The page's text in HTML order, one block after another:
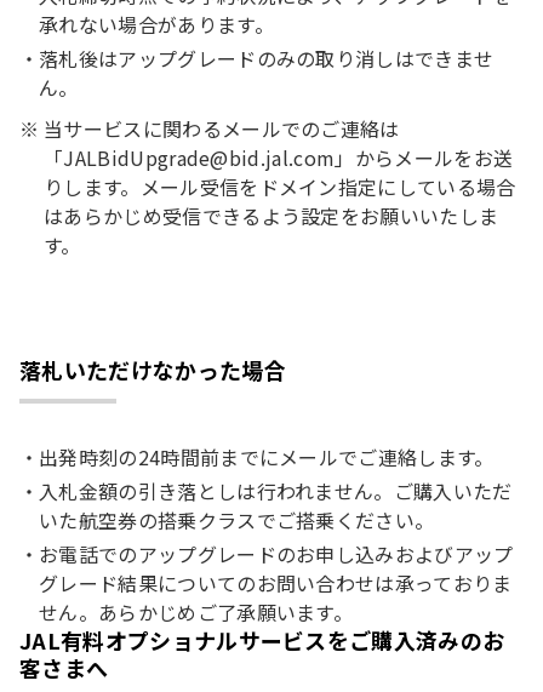
承れない場合があります。
落札後はアップグレードのみの取り消しはできませ
ん。
当サービスに関わるメールでのご連絡は
「JALBidUpgrade@bid.jal.com」からメールをお送
りします。メール受信をドメイン指定にしている場合
はあらかじめ受信できるよう設定をお願いいたしま
す。
落札いただけなかった場合
出発時刻の24時間前までにメールでご連絡します。
入札金額の引き落としは行われません。ご購入いただ
いた航空券の搭乗クラスでご搭乗ください。
お電話でのアップグレードのお申し込みおよびアップ
グレード結果についてのお問い合わせは承っておりま
せん。あらかじめご了承願います。
JAL有料オプショナルサービスをご購入済みのお
客さまへ